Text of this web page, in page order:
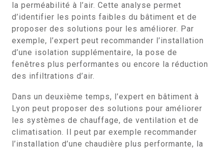
la perméabilité à l’air. Cette analyse permet
d’identifier les points faibles du bâtiment et de
proposer des solutions pour les améliorer. Par
exemple, l’expert peut recommander l’installation
d’une isolation supplémentaire, la pose de
fenêtres plus performantes ou encore la réduction
des infiltrations d’air.
Dans un deuxième temps, l’expert en bâtiment à
Lyon peut proposer des solutions pour améliorer
les systèmes de chauffage, de ventilation et de
climatisation. Il peut par exemple recommander
l’installation d’une chaudière plus performante, la